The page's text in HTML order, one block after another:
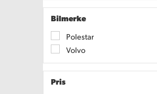
Bilmerke
Polestar
Volvo
Pris